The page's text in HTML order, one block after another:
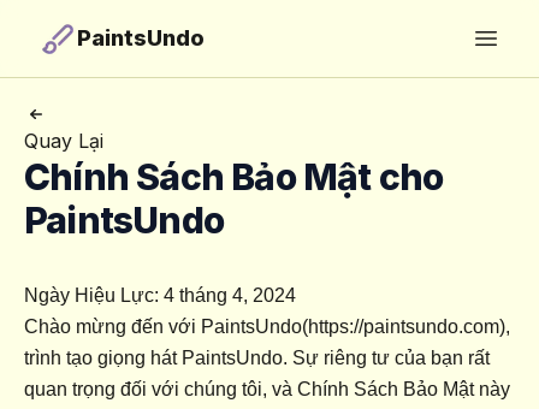
PaintsUndo
Open
Quay Lại
Chính Sách Bảo Mật cho
PaintsUndo
Ngày Hiệu Lực: 4 tháng 4, 2024
Chào mừng đến với PaintsUndo(https://paintsundo.com),
trình tạo giọng hát PaintsUndo. Sự riêng tư của bạn rất
quan trọng đối với chúng tôi, và Chính Sách Bảo Mật này